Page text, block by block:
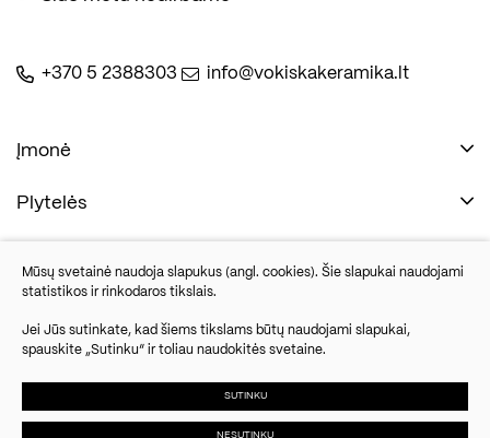
+370 5 2388303 info@vokiskakeramika.lt
Įmonė
Plytelės
Naudinga
Kontaktai
Savanorių pr. 67, Vilnius
Šiuo metu nedirbame
Mūsų svetainė naudoja slapukus (angl. cookies). Šie slapukai naudojami
statistikos ir rinkodaros tikslais.
Jei Jūs sutinkate, kad šiems tikslams būtų naudojami slapukai,
spauskite „Sutinku“ ir toliau naudokitės svetaine.
SUTINKU
NESUTINKU